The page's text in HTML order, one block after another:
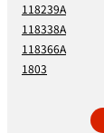
118239A
118338A
118366A
1803